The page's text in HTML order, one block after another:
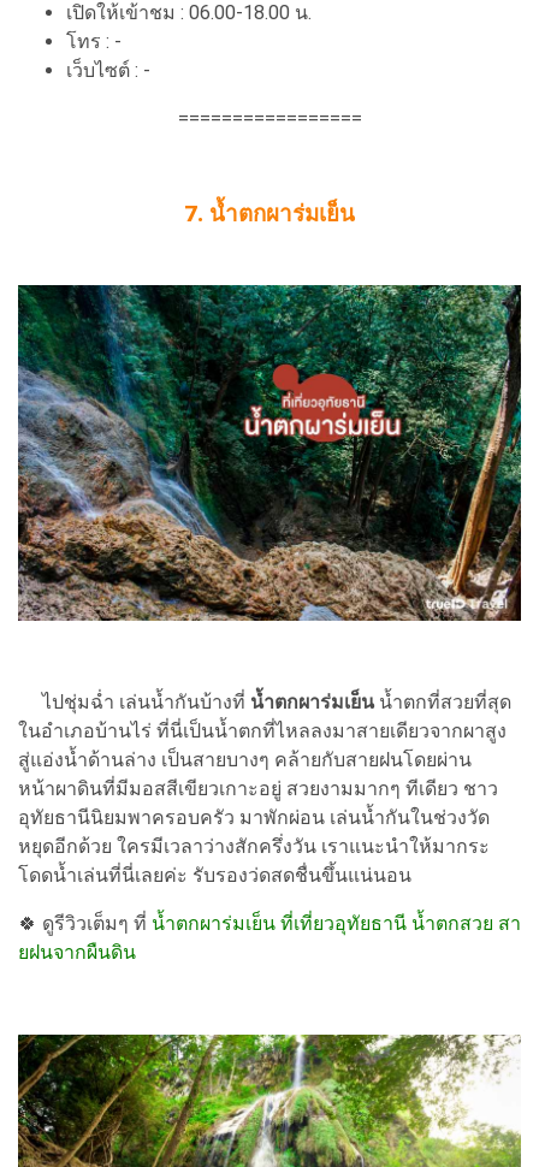
เปิดให้เข้าชม : 06.00-18.00 น.
โทร : -
เว็บไซต์ : -
=================
7. น้ำตกผาร่มเย็น
ไปชุ่มฉ่ำ เล่นน้ำกันบ้างที่ น้ำตกผาร่มเย็นน้ำตกที่สวยที่สุด
ในอำเภอบ้านไร่ ที่นี่เป็นน้ำตกที่ไหลลงมาสายเดียวจากผาสูง
สู่แอ่งน้ำด้านล่าง เป็นสายบางๆ คล้ายกับสายฝนโดยผ่าน
หน้าผาดินที่มีมอสสีเขียวเกาะอยู่ สวยงามมากๆ ทีเดียว ชาว
อุทัยธานีนิยมพาครอบครัว มาพักผ่อน เล่นน้ำกันในช่วงวัด
หยุดอีกด้วย ใครมีเวลาว่างสักครึ่งวัน เราแนะนำให้มากระ
โดดน้ำเล่นที่นี่เลยค่ะ รับรองว่ดสดชื่นขึ้นแน่นอน
🍀 ดูรีวิวเต็มๆ ที่ น้ำตกผาร่มเย็น ที่เที่ยวอุทัยธานี น้ำตกสวย สา
ยฝนจากผืนดิน